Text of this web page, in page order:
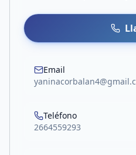
Email
Teléfono
2664559293